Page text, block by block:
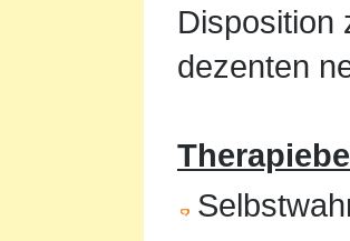
Disposition
dezenten